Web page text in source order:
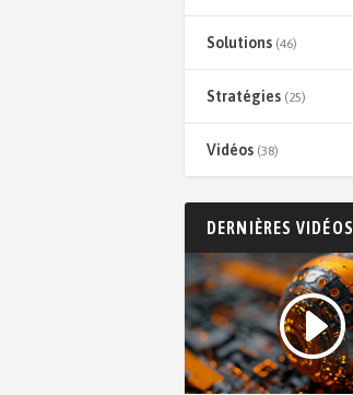
Solutions(46)
Stratégies(25)
Vidéos(38)
DERNIÈRES VIDÉOS